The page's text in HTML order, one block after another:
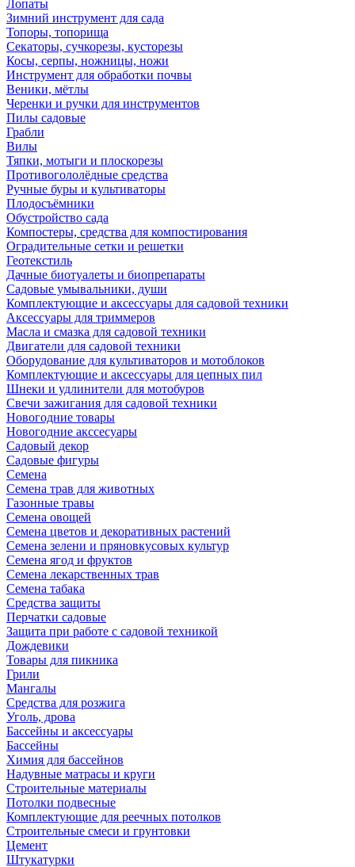
Лопаты
Зимний инструмент для сада
Топоры, топорища
Секаторы, сучкорезы, кусторезы
Косы, серпы, ножницы, ножи
Инструмент для обработки почвы
Веники, мётлы
Черенки и ручки для инструментов
Пилы садовые
Грабли
Вилы
Тяпки, мотыги и плоскорезы
Противогололёдные средства
Ручные буры и культиваторы
Плодосъёмники
Обустройство сада
Компостеры, средства для компостирования
Оградительные сетки и решетки
Геотекстиль
Дачные биотуалеты и биопрепараты
Садовые умывальники, души
Комплектующие и аксессуары для садовой техники
Аксессуары для триммеров
Масла и смазка для садовой техники
Двигатели для садовой техники
Оборудование для культиваторов и мотоблоков
Комплектующие и аксессуары для цепных пил
Шнеки и удлинители для мотобуров
Свечи зажигания для садовой техники
Новогодние товары
Новогодние акссесуары
Садовый декор
Садовые фигуры
Семена
Семена трав для животных
Газонные травы
Семена овощей
Семена цветов и декоративных растений
Семена зелени и пряновкусовых культур
Семена ягод и фруктов
Семена лекарственных трав
Семена табака
Средства защиты
Перчатки садовые
Защита при работе с садовой техникой
Дождевики
Товары для пикника
Грили
Мангалы
Средства для розжига
Уголь, дрова
Бассейны и аксессуары
Бассейны
Химия для бассейнов
Надувные матрасы и круги
Строительные материалы
Потолки подвесные
Комплектующие для реечных потолков
Строительные смеси и грунтовки
Цемент
Штукатурки